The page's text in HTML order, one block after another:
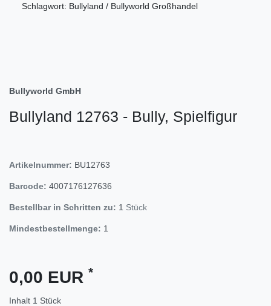
Schlagwort: Bullyland / Bullyworld Großhandel
Bullyworld GmbH
Bullyland 12763 - Bully, Spielfigur
Artikelnummer: BU12763
Barcode: 4007176127636
Bestellbar in Schritten zu: 1 Stück
Mindestbestellmenge: 1
0,00 EUR *
Inhalt 1 Stück